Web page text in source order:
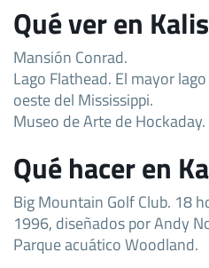
Qué ver en
Mansión Conrad.
Lago Flathead. El mayor
oeste del Mississippi.
Museo de Arte de Hockaday.
Qué hacer en
Big Mountain Golf Club. 18
1996, diseñados por Andy
Parque acuático Woodland.